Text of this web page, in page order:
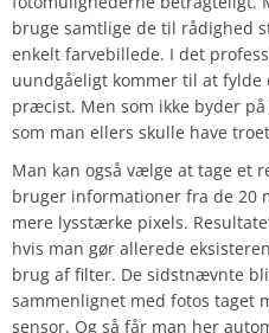
bruge samtlige de til rådighed
enkelt farvebillede. I det
uundgåeligt kommer til at fylde
præcist. Men som ikke byder
som man ellers skulle have
Man kan også vælge at tage et
bruger informationer fra de 20
mere lysstærke pixels.
hvis man gør allerede
brug af filter. De sidstnævnte
sammenlignet med fotos taget
sensor. Og så får man her